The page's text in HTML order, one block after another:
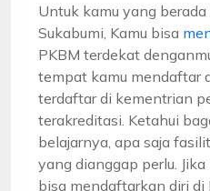
Untuk kamu yang berada
Sukabumi, Kamu bisa
PKBM terdekat
tempat kamu mendaftar
terdaftar di kementrian
terakreditasi. Ketahui
belajarnya, apa saja
yang dianggap perlu.
bisa mendaftarkan diri di